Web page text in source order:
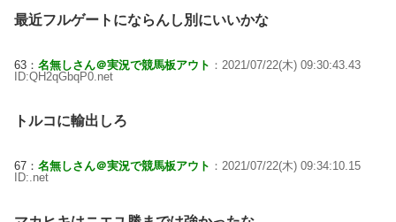
最近フルゲートにならんし別にいいかな
63： 名無しさん＠実況で競馬板アウト ：2021/07/22(木) 09:30:43.43
ID:QH2qGbqP0.net
トルコに輸出しろ
67： 名無しさん＠実況で競馬板アウト ：2021/07/22(木) 09:34:10.15
ID:.net